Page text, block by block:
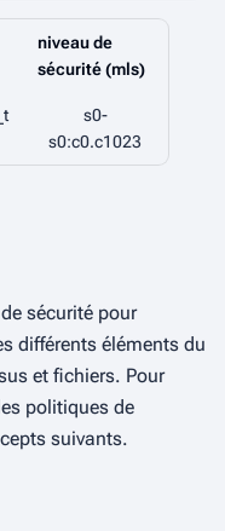
niveau de
sécurité (mls)
s0-
s0:c0.c1023
sécurité pour
différents éléments du
et fichiers. Pour
politiques de
suivants.